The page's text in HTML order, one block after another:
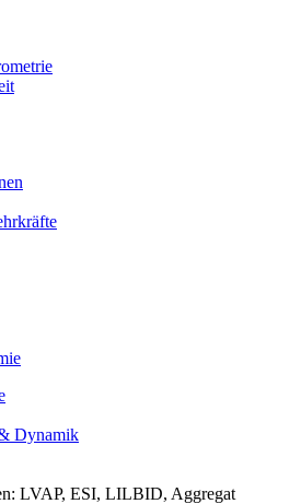
Dynamik
LVAP, ESI, LILBID, Aggregat